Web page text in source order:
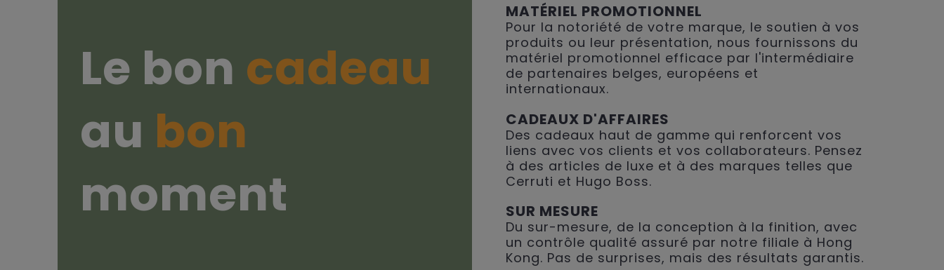
Le bon cadeau
au bon
moment
MATÉRIEL PROMOTIONNEL
Pour la notoriété de votre marque, le soutien à vos
produits ou leur présentation, nous fournissons du
matériel promotionnel efficace par l'intermédiaire
de partenaires belges, européens et
internationaux.
CADEAUX D'AFFAIRES
Des cadeaux haut de gamme qui renforcent vos
liens avec vos clients et vos collaborateurs. Pensez
à des articles de luxe et à des marques telles que
Cerruti et Hugo Boss.
SUR MESURE
Du sur-mesure, de la conception à la finition, avec
un contrôle qualité assuré par notre filiale à Hong
Kong. Pas de surprises, mais des résultats garantis.